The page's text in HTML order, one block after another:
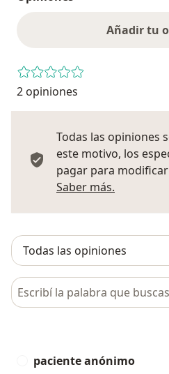
Añadir tu
2 opiniones
Todas las opiniones
este motivo, los
pagar para
Saber más.
Busca en opiniones
paciente anónimo